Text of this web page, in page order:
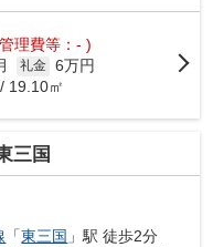
理費等：- )
礼金 6万円
19.10㎡
三国
「東三国 」駅 徒歩2分